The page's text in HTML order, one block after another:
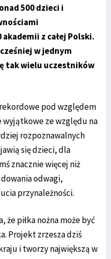
500 dzieci i
z całej Polski.
w jednym
tak wielu uczestników
pod względem
ze względu na
rozpoznawalnych
się dzieci, dla
znacznie więcej niż
odwagi,
przynależności.
piłka nożna może być
Projekt zrzesza dziś
i tworzy największą w